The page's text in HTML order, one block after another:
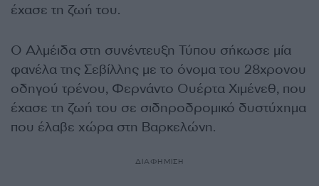
έχασε τη ζωή του.
Ο Αλμέιδα στη συνέντευξη Τύπου σήκωσε μία
φανέλα της Σεβίλλης με το όνομα του 28χρονου
οδηγού τρένου, Φερνάντο Ουέρτα Χιμένεθ, που
έχασε τη ζωή του σε σιδηροδρομικό δυστύχημα
που έλαβε χώρα στη Βαρκελώνη.
ΔΙΑΦΗΜΙΣΗ